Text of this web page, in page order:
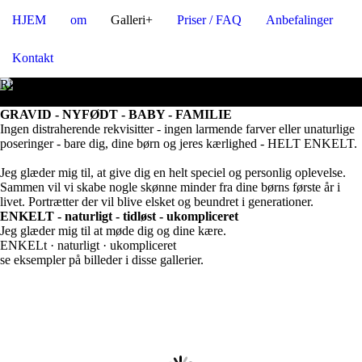
HJEM om Galleri+ Priser / FAQ Anbefalinger
Kontakt
Rigtig hjertelig velkommen
GRAVID - NYFØDT - BABY - FAMILIE
Ingen distraherende rekvisitter - ingen larmende farver eller unaturlige
poseringer - bare dig, dine børn og jeres kærlighed - HELT ENKELT.
Jeg glæder mig til, at give dig en helt speciel og personlig oplevelse.
Sammen vil vi skabe nogle skønne minder fra dine børns første år i
livet. Portrætter der vil blive elsket og beundret i generationer.
ENKELT - naturligt - tidløst - ukompliceret
Jeg glæder mig til at møde dig og dine kære.
ENKELt · naturligt · ukompliceret
se eksempler på billeder i disse gallerier.